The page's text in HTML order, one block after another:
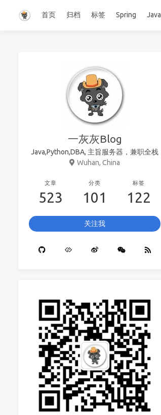
首页 归档 标签 Spring Java
一灰灰Blog
Java,Python,DBA, 主旨服务器，兼职全栈
Wuhan, China
文章
523
分类
101
标签
122
关注我